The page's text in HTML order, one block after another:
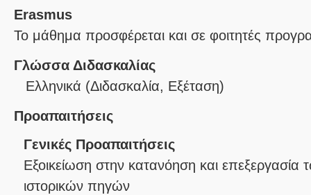
Erasmus
Το μάθημα προσφέρεται και σε φοιτητές
Γλώσσα Διδασκαλίας
Ελληνικά (Διδασκαλία, Εξέταση)
Προαπαιτήσεις
Γενικές Προαπαιτήσεις
Εξοικείωση στην κατανόηση και επεξεργασία
ιστορικών πηγών